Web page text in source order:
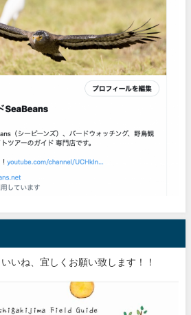
いね、宜しくお願い致します！！